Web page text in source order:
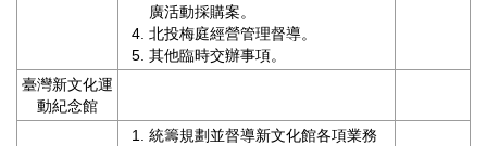
廣活動採購案。
北投梅庭經營管理督導。
其他臨時交辦事項。
臺灣新文化運
動紀念館
統籌規劃並督導新文化館各項業務